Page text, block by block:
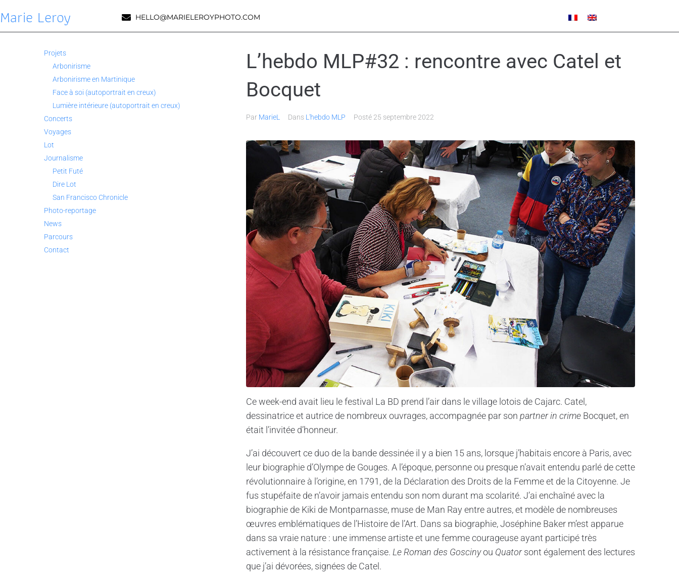
Marie Leroy HELLO@MARIELEROYPHOTO.COM
L’hebdo MLP#32 : rencontre avec Catel et
Bocquet
Par MarieL Dans L'hebdo MLP Posté 25 septembre 2022
Ce week-end avait lieu le festival La BD prend l’air dans le village lotois de Cajarc. Catel,
dessinatrice et autrice de nombreux ouvrages, accompagnée par son partner in crimeBocquet, en
était l’invitée d’honneur.
J’ai découvert ce duo de la bande dessinée il y a bien 15 ans, lorsque j’habitais encore à Paris, avec
leur biographie d’Olympe de Gouges. A l’époque, personne ou presque n’avait entendu parlé de cette
révolutionnaire à l’origine, en 1791, de la Déclaration des Droits de la Femme et de la Citoyenne. Je
fus stupéfaite de n’avoir jamais entendu son nom durant ma scolarité. J’ai enchaîné avec la
biographie de Kiki de Montparnasse, muse de Man Ray entre autres, et modèle de nombreuses
œuvres emblématiques de l’Histoire de l’Art. Dans sa biographie, Joséphine Baker m’est apparue
dans sa vraie nature : une immense artiste et une femme courageuse ayant participé très
activement à la résistance française. Le Roman des Goscinyou Quatorsont également des lectures
que j’ai dévorées, signées de Catel.
Projets
Arbonirisme
Arbonirisme en Martinique
Face à soi (autoportrait en creux)
Lumière intérieure (autoportrait en creux)
Concerts
Voyages
Lot
Journalisme
Petit Futé
Dire Lot
San Francisco Chronicle
Photo-reportage
News
Parcours
Contact